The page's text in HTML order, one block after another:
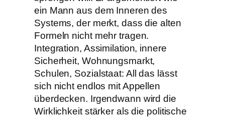
ein Mann aus dem Inneren des
Systems, der merkt, dass die alten
Formeln nicht mehr tragen.
Integration, Assimilation, innere
Sicherheit, Wohnungsmarkt,
Schulen, Sozialstaat: All das lässt
sich nicht endlos mit Appellen
überdecken. Irgendwann wird die
Wirklichkeit stärker als die politische